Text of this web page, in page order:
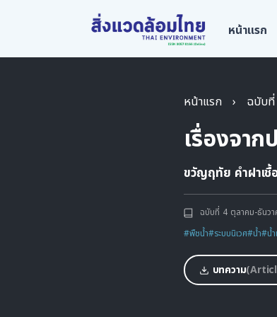
หน้าแรก
หน้าแรก › ฉบับที่
เรื่องจา
ขวัญฤทัย คำฝาเชื้
ฉบับที่ 4 ตุลาคม-ธันว
#พืชน้ำ#ระบบนิเวศ#น้ำ#น้ำ
บทความ